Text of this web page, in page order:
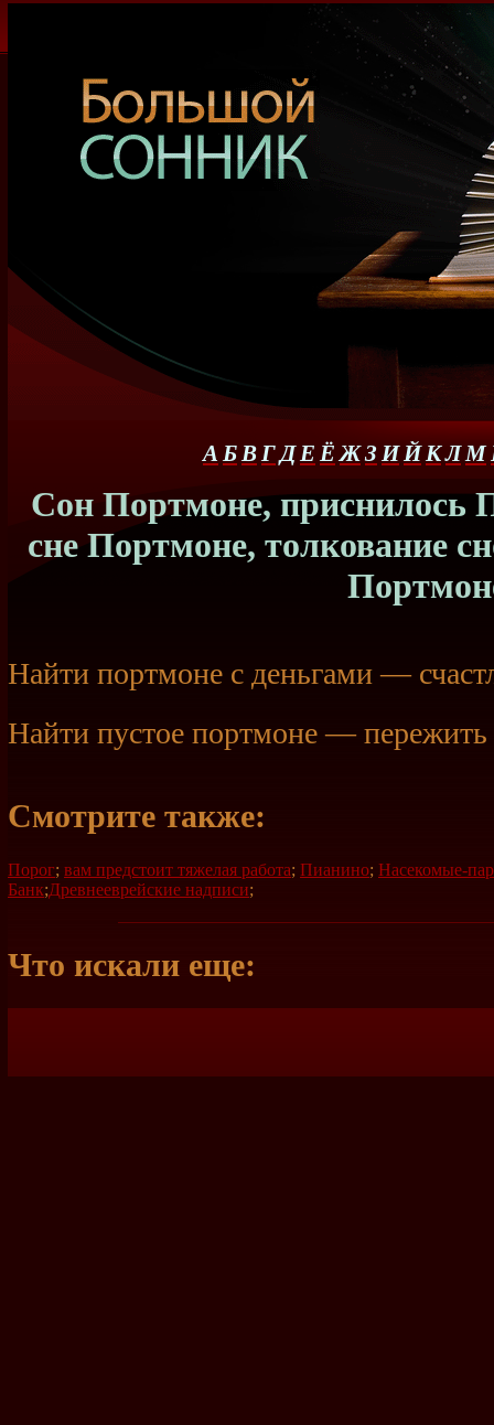
А БВГДЕ Ё ЖЗ ИЙКЛМ
Сон Портмоне, приснилось
сне Портмоне, толкование
Найти портмоне с деньгами —
Найти пустое портмоне — пережить
Смотрите также:
Порог; вам предстоит тяжелая работа; Пианино; Насекомые-
Банк;Древнееврейские надписи;
Что искали еще: